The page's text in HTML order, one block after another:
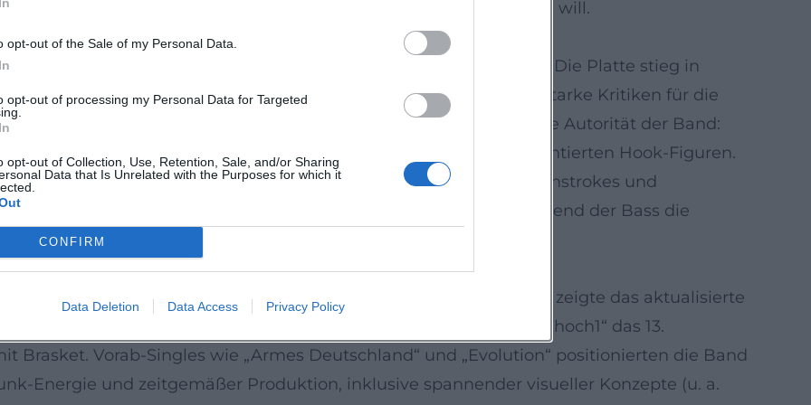
opt-out of the Sale of my Personal Data.
opt-out of processing my Personal Data for Targeted
opt-out of Collection, Use, Retention, Sale, and/or Sharing
Data that Is Unrelated with the Purposes for which it
CONFIRM
Data Deletion Data Access Privacy Policy
– zentral für Protestmusik, die semantisch wirken will.
und Reife
Angst“ – ein Album, das Sound, Haltung und Handwerk bündelte. Die Platte stieg in
Deutschen Albumcharts) und erhielt in der Musikpresse starke Kritiken für die
druckvollen Arrangement. Die Rezeption unterstreicht die Autorität der Band:
des Widerspruchs, getragen von präziser Produktion und pointierten Hook-Figuren.
modulierte Gangshouts, rhythmische Akzente zwischen Downstrokes und
Vocals frontal stehen; Gitarren doppeln in Quintparallelen, während der Bass die
bis „3!+7hoch1“ (2025)
die Band 2021 in Tex Brasket eine neue Stimme. „Zwei“ (2022) zeigte das aktualisierte
die Slimes Protesttradition fortsetzt. 2025 folgte mit „3!+7hoch1“ das 13.
Brasket. Vorab-Singles wie „Armes Deutschland“ und „Evolution“ positionierten die Band
Energie und zeitgemäßer Produktion, inklusive spannender visueller Konzepte (u. a.